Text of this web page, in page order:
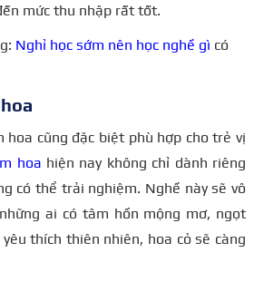
mức thu nhập rất tốt.
Nghỉ học sớm nên học nghề gì có
hoa cũng đặc biệt phù hợp cho trẻ vị
hoa hiện nay không chỉ dành riêng
có thể trải nghiệm. Nghề này sẽ vô
ai có tâm hồn mộng mơ, ngọt
thích thiên nhiên, hoa cỏ sẽ càng